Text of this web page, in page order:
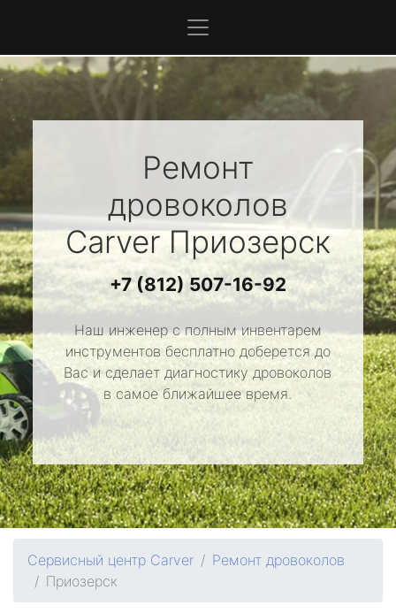
Ремонт
дровоколов
CarverПриозерск
+7 (812) 507-16-92
Наш инженер с полным инвентарем
инструментов бесплатно доберется до
Вас и сделает диагностику дровоколов
в самое ближайшее время.
Сервисный центр Carver
Ремонт дровоколов
Приозерск